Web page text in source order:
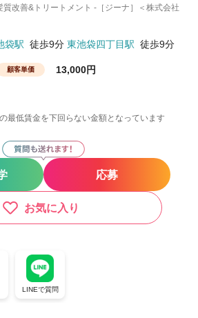
質改善&トリートメント -［ジーナ］＜株式会社
袋駅 徒歩9分 東池袋四丁目駅 徒歩9分
顧客単価 13,000円
最低賃金を下回らない金額となっています
応募
お気に入り
LINEで質問